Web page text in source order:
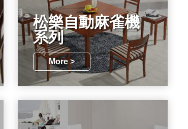
松樂自動麻雀機
系列
More >